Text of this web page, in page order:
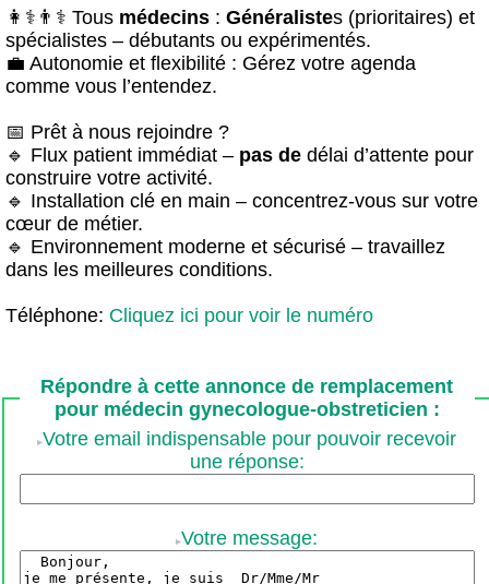
👩⚕️👨⚕️ Tous médecins : Généralistes (prioritaires) et
spécialistes – débutants ou expérimentés.
💼 Autonomie et flexibilité : Gérez votre agenda
comme vous l’entendez.
📅 Prêt à nous rejoindre ?
🔹 Flux patient immédiat – pas de délai d’attente pour
construire votre activité.
🔹 Installation clé en main – concentrez-vous sur votre
cœur de métier.
🔹 Environnement moderne et sécurisé – travaillez
dans les meilleures conditions.
Téléphone: Cliquez ici pour voir le numéro
Répondre à cette annonce de remplacement
pour médecin gynecologue-obstreticien :
Votre email indispensable pour pouvoir recevoir
une réponse:
Votre message: